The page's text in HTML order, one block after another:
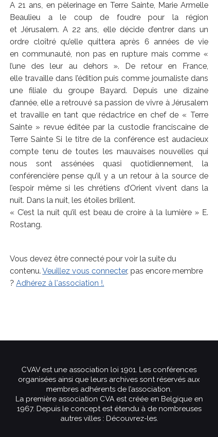
A 21 ans, en pèlerinage en Terre Sainte, Marie Armelle
Beaulieu a le coup de foudre pour la région
et Jérusalem. A 22 ans, elle décide d’entrer dans un
ordre cloîtré qu’elle quittera après 6 années de vie
en communauté, non pas en rupture mais comme «
l’une des leur au dehors ». De retour en France,
elle travaille dans l’édition puis comme journaliste dans
une filiale du groupe Bayard. Depuis une dizaine
d’année, elle a retrouvé sa passion de vivre à Jérusalem
et travaille en tant que rédactrice en chef de « Terre
Sainte » revue éditée par la custodie franciscaine de
Terre Sainte Si le titre de la conférence est audacieux
compte tenu de toutes les mauvaises nouvelles qui
nous sont assénées quasi quotidiennement, la
conférencière pense qu’il y a un retour à la source de
l’espoir même si les chrétiens d’Orient vivent dans la
nuit. Dans la nuit, les étoiles brillent.
« C’est la nuit qu’il est beau de croire à la lumière » E.
Rostang.
Vous devez être connecté pour voir la suite du
contenu. Veuillez vous connecter, pas encore membre
? Adhérez à l'association !.
CVAV est une association loi 1901. Les conférences
organisées ainsi que leurs archives sont réservés aux
membres adhérents de l’association.
La première association CVA est créée en Belgique en
1967. Depuis le concept est étendu à de nombreuses
autres villes : Découvrez-les.